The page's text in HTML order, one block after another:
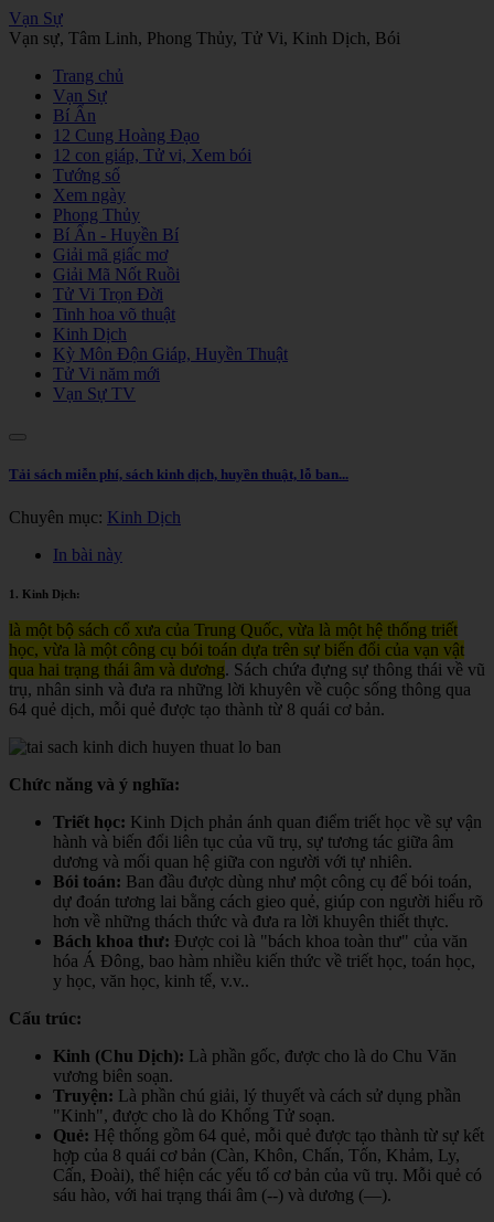
Vạn Sự
Vạn sự, Tâm Linh, Phong Thủy, Tử Vi, Kinh Dịch, Bói
Trang chủ
Vạn Sự
Bí Ẩn
12 Cung Hoàng Đạo
12 con giáp, Tử vi, Xem bói
Tướng số
Xem ngày
Phong Thủy
Bí Ẩn - Huyền Bí
Giải mã giấc mơ
Giải Mã Nốt Ruồi
Tử Vi Trọn Đời
Tinh hoa võ thuật
Kinh Dịch
Kỳ Môn Độn Giáp, Huyền Thuật
Tử Vi năm mới
Vạn Sự TV
Tải sách miễn phí, sách kinh dịch, huyền thuật, lỗ ban...
Chuyên mục: Kinh Dịch
In bài này
1. Kinh Dịch:
là một bộ sách cổ xưa của Trung Quốc, vừa là một hệ thống triết
học, vừa là một công cụ bói toán dựa trên sự biến đổi của vạn vật
qua hai trạng thái âm và dương. Sách chứa đựng sự thông thái về vũ
trụ, nhân sinh và đưa ra những lời khuyên về cuộc sống thông qua
64 quẻ dịch, mỗi quẻ được tạo thành từ 8 quái cơ bản.
Chức năng và ý nghĩa:
Triết học: Kinh Dịch phản ánh quan điểm triết học về sự vận
hành và biến đổi liên tục của vũ trụ, sự tương tác giữa âm
dương và mối quan hệ giữa con người với tự nhiên.
Bói toán: Ban đầu được dùng như một công cụ để bói toán,
dự đoán tương lai bằng cách gieo quẻ, giúp con người hiểu rõ
hơn về những thách thức và đưa ra lời khuyên thiết thực.
Bách khoa thư: Được coi là "bách khoa toàn thư" của văn
hóa Á Đông, bao hàm nhiều kiến thức về triết học, toán học,
y học, văn học, kinh tế, v.v..
Cấu trúc:
Kinh (Chu Dịch): Là phần gốc, được cho là do Chu Văn
vương biên soạn.
Truyện: Là phần chú giải, lý thuyết và cách sử dụng phần
"Kinh", được cho là do Khổng Tử soạn.
Quẻ: Hệ thống gồm 64 quẻ, mỗi quẻ được tạo thành từ sự kết
hợp của 8 quái cơ bản (Càn, Khôn, Chấn, Tốn, Khảm, Ly,
Cấn, Đoài), thể hiện các yếu tố cơ bản của vũ trụ. Mỗi quẻ có
sáu hào, với hai trạng thái âm (--) và dương (—).